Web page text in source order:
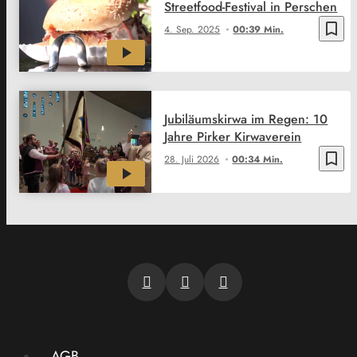
bookmark_border
4. Sep. 2025 00:39 Min.
Streetfood-Festival in Perschen
bookmark_border
28. Juli 2026 00:34 Min.
Jubiläumskirwa im Regen: 10
Jahre Pirker Kirwaverein